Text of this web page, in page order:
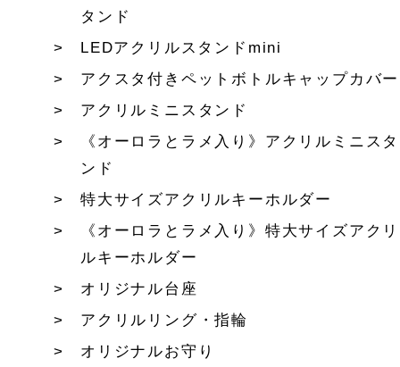
タンド
LEDアクリルスタンドmini
アクスタ付きペットボトルキャップカバー
アクリルミニスタンド
《オーロラとラメ入り》アクリルミニスタ
ンド
特大サイズアクリルキーホルダー
《オーロラとラメ入り》特大サイズアクリ
ルキーホルダー
オリジナル台座
アクリルリング・指輪
オリジナルお守り